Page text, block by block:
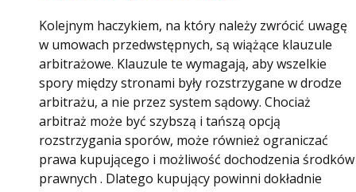
Kolejnym haczykiem, na który należy zwrócić uwagę
w umowach przedwstępnych, są wiążące klauzule
arbitrażowe. Klauzule te wymagają, aby wszelkie
spory między stronami były rozstrzygane w drodze
arbitrażu, a nie przez system sądowy. Chociaż
arbitraż może być szybszą i tańszą opcją
rozstrzygania sporów, może również ograniczać
prawa kupującego i możliwość dochodzenia środków
prawnych . Dlatego kupujący powinni dokładnie